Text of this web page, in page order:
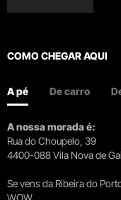
COMO CHEGAR AQUI
A pé De carro
A nossa morada é:
Rua do Choupelo, 39
4400-088 Vila Nova de
Se vens da Ribeira do
WOW.